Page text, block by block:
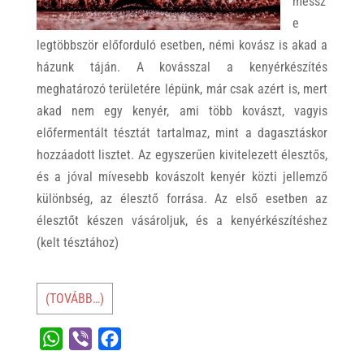
e
legtöbbször előforduló esetben, némi kovász is akad a
házunk táján. A kovásszal a kenyérkészítés
meghatározó területére lépünk, már csak azért is, mert
akad nem egy kenyér, ami több kovászt, vagyis
előfermentált tésztát tartalmaz, mint a dagasztáskor
hozzáadott lisztet. Az egyszerűen kivitelezett élesztős,
és a jóval mívesebb kovászolt kenyér közti jellemző
különbség, az élesztő forrása. Az első esetben az
élesztőt készen vásároljuk, és a kenyérkészítéshez
(kelt tésztához)
(TOVÁBB…)